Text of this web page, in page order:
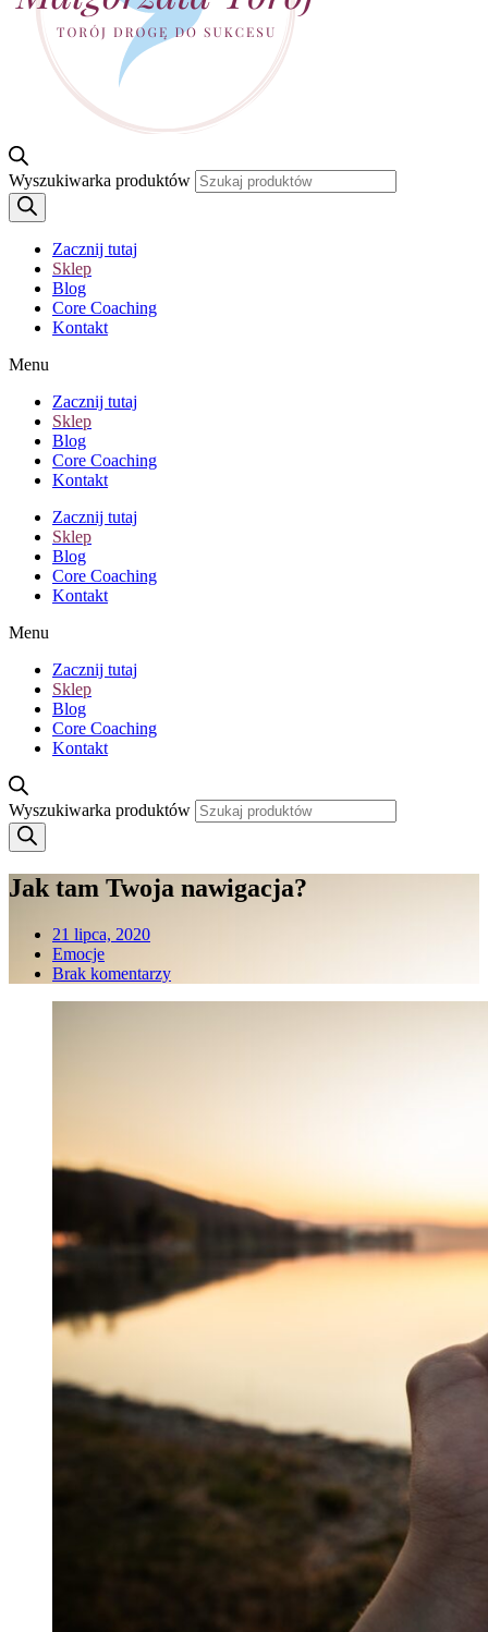
Wyszukiwarka produktów
Zacznij tutaj
Sklep
Blog
Core Coaching
Kontakt
Menu
Zacznij tutaj
Sklep
Blog
Core Coaching
Kontakt
Zacznij tutaj
Sklep
Blog
Core Coaching
Kontakt
Menu
Zacznij tutaj
Sklep
Blog
Core Coaching
Kontakt
Wyszukiwarka produktów
Jak tam Twoja nawigacja?
21 lipca, 2020
Emocje
Brak komentarzy